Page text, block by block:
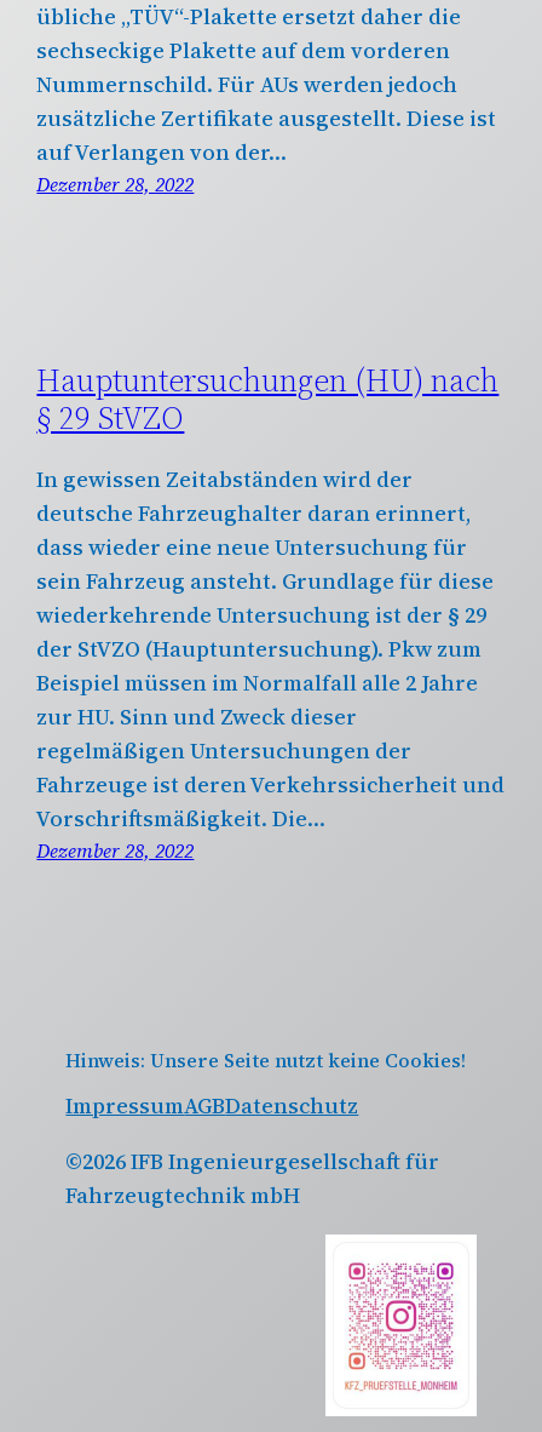
übliche „TÜV“-Plakette ersetzt daher die
sechseckige Plakette auf dem vorderen
Nummernschild. Für AUs werden jedoch
zusätzliche Zertifikate ausgestellt. Diese ist
auf Verlangen von der…
Dezember 28, 2022
Hauptuntersuchungen (HU) nach
§ 29 StVZO
In gewissen Zeitabständen wird der
deutsche Fahrzeughalter daran erinnert,
dass wieder eine neue Untersuchung für
sein Fahrzeug ansteht. Grundlage für diese
wiederkehrende Untersuchung ist der § 29
der StVZO (Hauptuntersuchung). Pkw zum
Beispiel müssen im Normalfall alle 2 Jahre
zur HU. Sinn und Zweck dieser
regelmäßigen Untersuchungen der
Fahrzeuge ist deren Verkehrssicherheit und
Vorschriftsmäßigkeit. Die…
Dezember 28, 2022
Hinweis: Unsere Seite nutzt keine Cookies!
ImpressumAGBDatenschutz
©2026 IFB Ingenieurgesellschaft für
Fahrzeugtechnik mbH